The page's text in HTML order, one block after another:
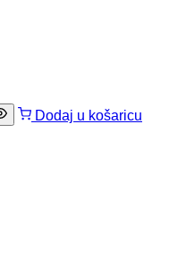
Dodaj u košaricu